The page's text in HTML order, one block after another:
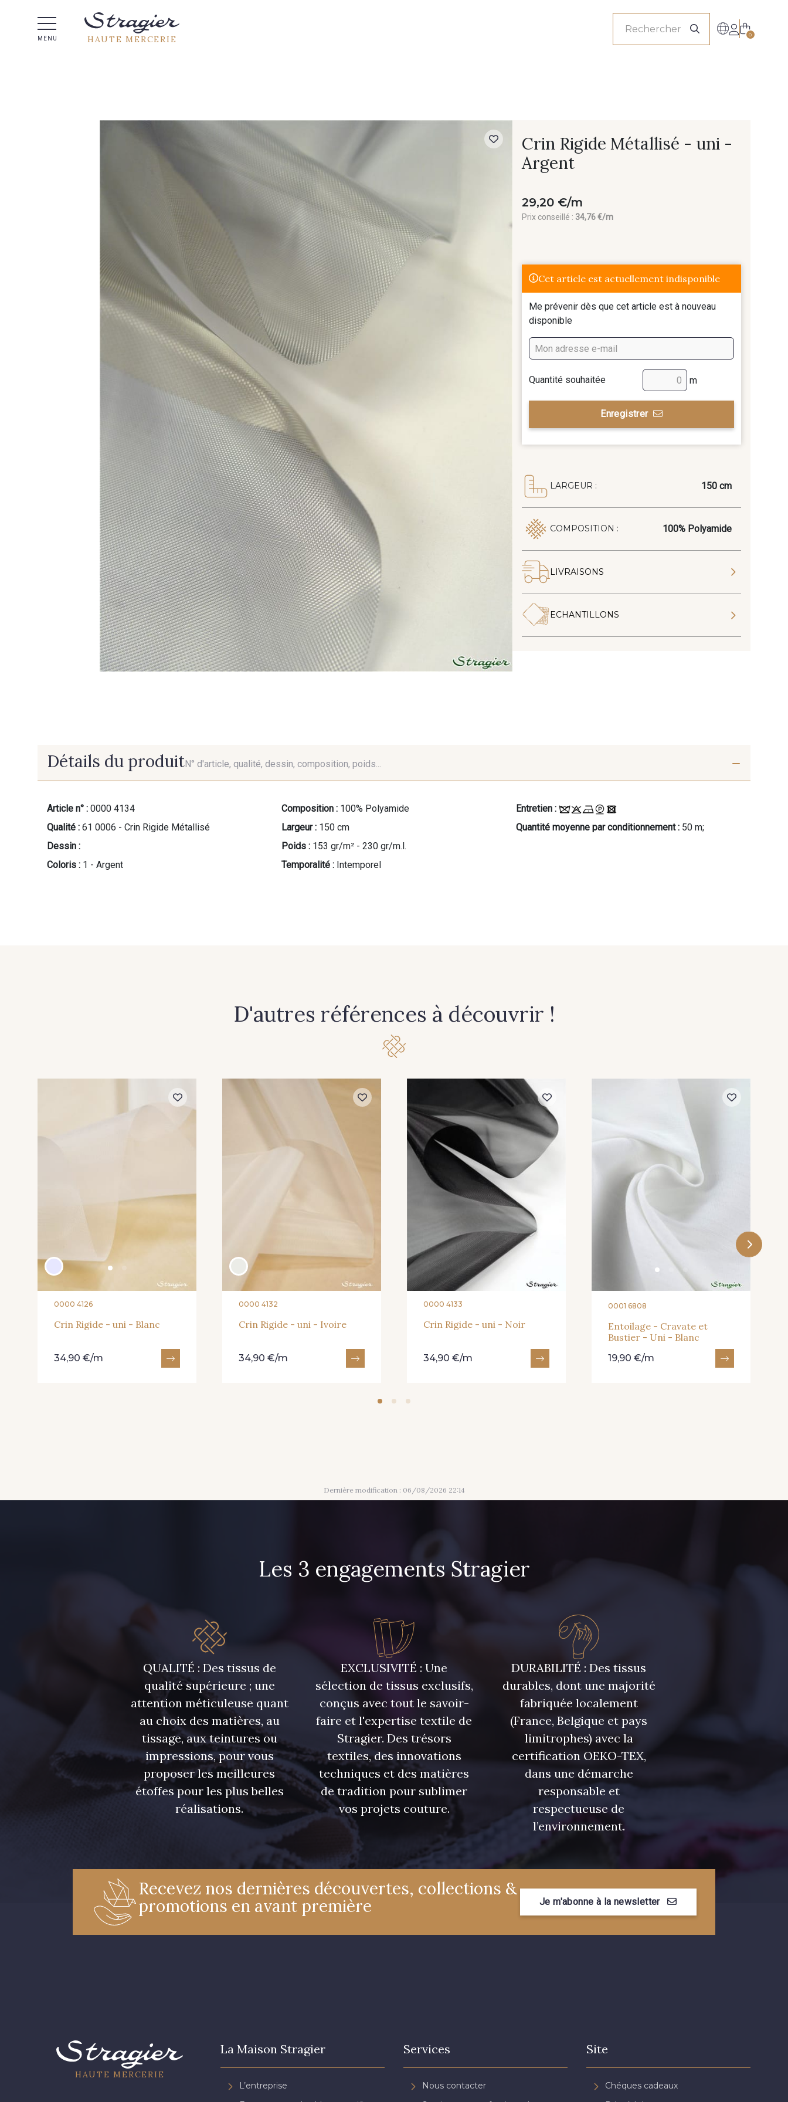
MENU HAUTE MERCERIE 0
Crin Rigide Métallisé - uni -
Argent
29,20 €/m
Prix conseillé : 34,76 €/m
Cet article est actuellement indisponible
Me prévenir dès que cet article est à nouveau
disponible
Quantité souhaitée m
Enregistrer
LARGEUR : 150 cm
COMPOSITION : 100% Polyamide
LIVRAISONS
ECHANTILLONS
Détails du produitN° d'article, qualité, dessin, composition, poids...
Article n° : 0000 4134
Qualité : 61 0006 - Crin Rigide Métallisé
Dessin :
Coloris : 1 - Argent
Composition : 100% Polyamide
Largeur : 150 cm
Poids : 153 gr/m² - 230 gr/m.l.
Temporalité : Intemporel
Entretien :
Quantité moyenne par conditionnement : 50 m;
D'autres références à découvrir !
0000 4126
Crin Rigide - uni - Blanc
34,90 €/m
0000 4132
Crin Rigide - uni - Ivoire
34,90 €/m
0000 4133
Crin Rigide - uni - Noir
34,90 €/m
0001 6808
Entoilage - Cravate et
Bustier - Uni - Blanc
19,90 €/m
Dernière modification : 06/08/2026 22:14
Les 3 engagements Stragier
QUALITÉ : Des tissus de
qualité supérieure ; une
attention méticuleuse quant
au choix des matières, au
tissage, aux teintures ou
impressions, pour vous
proposer les meilleures
étoffes pour les plus belles
réalisations.
EXCLUSIVITÉ : Une
sélection de tissus exclusifs,
conçus avec tout le savoir-
faire et l'expertise textile de
Stragier. Des trésors
textiles, des innovations
techniques et des matières
de tradition pour sublimer
vos projets couture.
DURABILITÉ : Des tissus
durables, dont une majorité
fabriquée localement
(France, Belgique et pays
limitrophes) avec la
certification OEKO-TEX,
dans une démarche
responsable et
respectueuse de
l’environnement.
Recevez nos dernières découvertes, collections &
promotions en avant première
Je m'abonne à la newsletter
HAUTE MERCERIE
La Maison Stragier
L’entreprise
Services
Nous contacter
Site
Chéques cadeaux